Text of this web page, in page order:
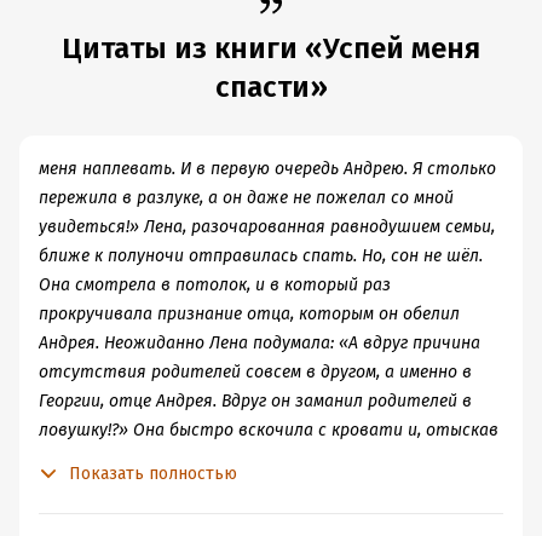
Цитаты из книги «Успей меня
спасти»
меня наплевать. И в первую очередь Андрею. Я столько
пережила в разлуке, а он даже не пожелал со мной
увидеться!» Лена, разочарованная равнодушием семьи,
ближе к полуночи отправилась спать. Но, сон не шёл.
Она смотрела в потолок, и в который раз
прокручивала признание отца, которым он обелил
Андрея. Неожиданно Лена подумала: «А вдруг причина
отсутствия родителей совсем в другом, а именно в
Георгии, отце Андрея. Вдруг он заманил родителей в
ловушку!?» Она быстро вскочила с кровати и, отыскав
Показать полностью